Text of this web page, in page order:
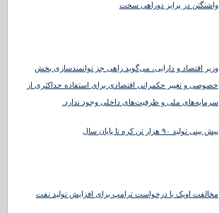
واشنگتن در برابر دوراهی سخت
وزیر اقتصاد و دارایی، می‌گوید راهی جز توانمندسازی بخش
خصوصی و تغییر حکمرانی اقتصادی برای استفاده حداکثری از
سرمایه‌های ملی و ظرفیت‌های داخلی وجود ندارد.
پیش بینی تولید ۹۰ هزار تن کره تا پایان سال
مخالفت اوپک با درخواست ترامپ برای افزایش تولید نفت